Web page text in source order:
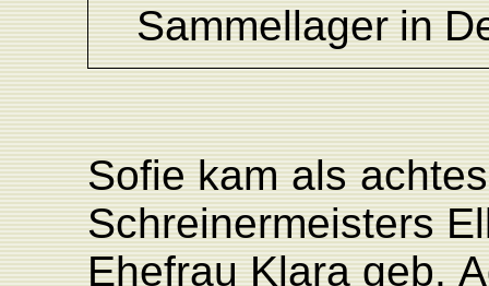
Sammellager in
Sofie kam als achtes
Schreinermeisters
Ehefrau Klarageb.